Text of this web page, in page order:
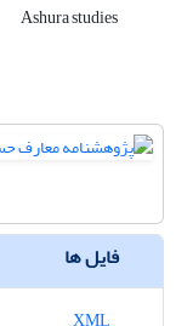
Ashura studies
فایل ها